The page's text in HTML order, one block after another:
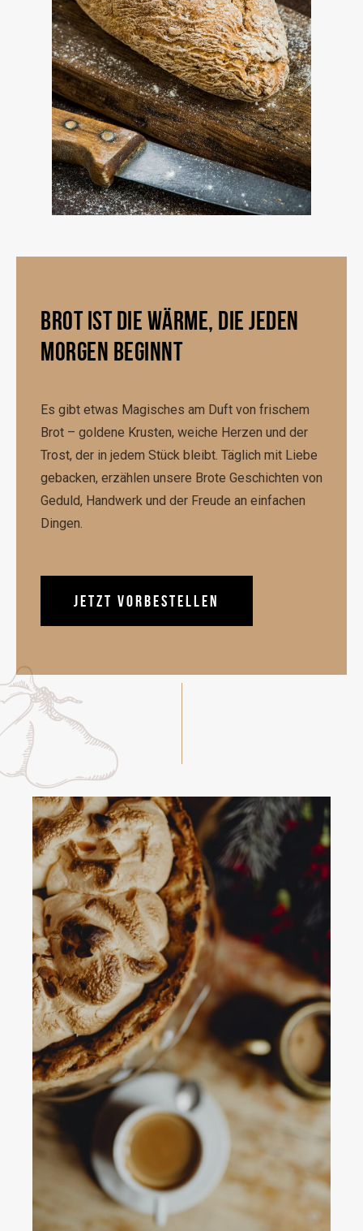
BROT IST DIE WÄRME, DIE JEDEN
MORGEN BEGINNT
Es gibt etwas Magisches am Duft von frischem
Brot – goldene Krusten, weiche Herzen und der
Trost, der in jedem Stück bleibt. Täglich mit Liebe
gebacken, erzählen unsere Brote Geschichten von
Geduld, Handwerk und der Freude an einfachen
Dingen.
JETZT VORBESTELLEN